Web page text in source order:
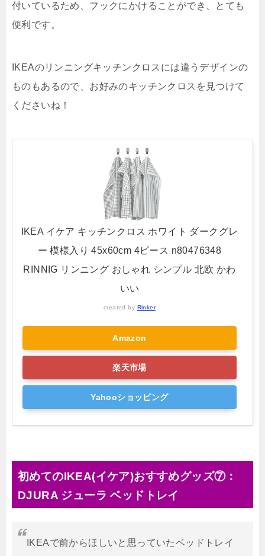
付いているため、フックにかけることができ、とても
便利です。
IKEAのリンニングキッチンクロスには違うデザインの
ものもあるので、お好みのキッチンクロスを見つけて
くださいね！
IKEA イケア キッチンクロス ホワイト ダークグレ
ー 模様入り 45x60cm 4ピース n80476348
RINNIG リンニング おしゃれ シンプル 北欧 かわ
いい
created by Rinker
Amazon
楽天市場
Yahooショッピング
初めてのIKEA(イケア)おすすめグッズ⑦：
DJURA ジューラ ベッドトレイ
IKEAで前からほしいと思っていたベッドトレイ